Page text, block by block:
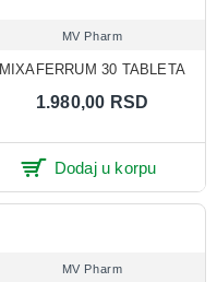
MV Pharm
MIXAFERRUM 30 TABLETA
1.980,00 RSD
Dodaj u korpu
MV Pharm